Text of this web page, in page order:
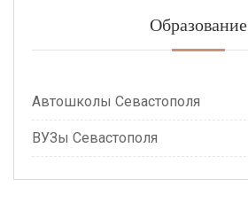
Образование
Автошколы Севастополя
ВУЗы Севастополя